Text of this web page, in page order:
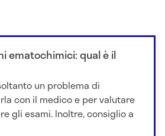
ematochimici: qual è il
un problema di
con il medico e per valutare
gli esami. Inoltre, consiglio a